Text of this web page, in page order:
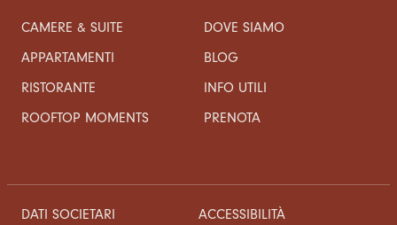
CAMERE & SUITE
APPARTAMENTI
RISTORANTE
ROOFTOP MOMENTS
DOVE SIAMO
BLOG
INFO UTILI
PRENOTA
DATI SOCIETARI ACCESSIBILITÀ